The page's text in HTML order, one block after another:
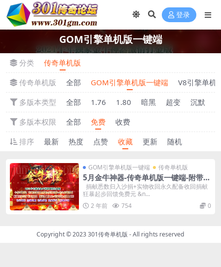
登录
GOM引擎单机版一键端
分类
传奇单机版
传奇单机版
全部 GOM引擎单机版一键端
V8引擎单机
多版本类型
全部 1.76 1.80 暗黑 超变 沉默
多版本权限
全部 免费
收费
排序
最新 热度 点赞 收藏 更新 随机
GOM引擎单机版一键端 传奇单机版
5月金牛神器-传奇单机版一键端-附带强
大GM后台-炫酷光柱-微端传奇！
捐献悉数归入沙捐+实物收回永久配备收回捐献
狂暴起步回馈免费元 &n...
2 年前
754 0
Copyright © 2023301传奇单机版 - All rights reserved